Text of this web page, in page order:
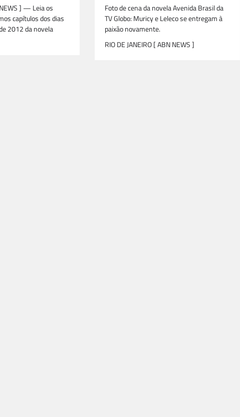
] — Leia os
capítulos dos dias
2012 da novela
Foto de cena da novela Avenida Brasil da
TV Globo: Muricy e Leleco se entregam à
paixão novamente.
RIO DE JANEIRO [ ABN NEWS ]